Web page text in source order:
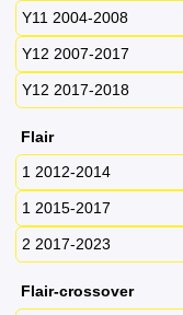
Y11 2004-2008
Y12 2007-2017
Y12 2017-2018
Flair
1 2012-2014
1 2015-2017
2 2017-2023
Flair-crossover